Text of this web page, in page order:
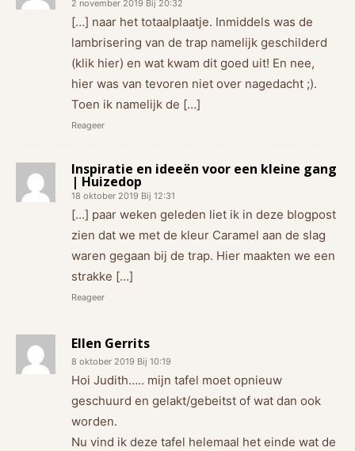
2 november 2019 Bij 20:32
[…] naar het totaalplaatje. Inmiddels was de
lambrisering van de trap namelijk geschilderd
(klik hier) en wat kwam dit goed uit! En nee,
hier was van tevoren niet over nagedacht ;).
Toen ik namelijk de […]
Reageer
Inspiratie en ideeën voor een kleine gang
| Huizedop
18 oktober 2019 Bij 12:31
[…] paar weken geleden liet ik in deze blogpost
zien dat we met de kleur Caramel aan de slag
waren gegaan bij de trap. Hier maakten we een
strakke […]
Reageer
Ellen Gerrits
8 oktober 2019 Bij 10:19
Hoi Judith….. mijn tafel moet opnieuw
geschuurd en gelakt/gebeitst of wat dan ook
worden.
Nu vind ik deze tafel helemaal het einde wat de